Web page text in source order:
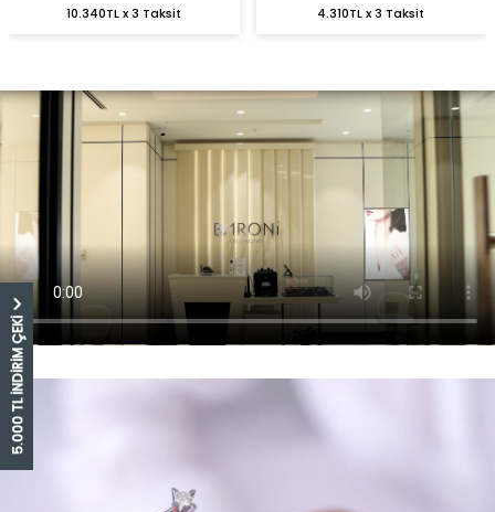
5.000 TL İNDİRİM ÇEKİ
10.340TL x 3 Taksit 4.310TL x 3 Taksit